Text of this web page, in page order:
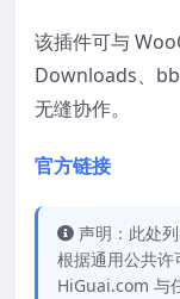
该插件可与
Downloads、
无缝协作。
官方链接
声明：此处
根据通用公共许
HiGuai.com 与